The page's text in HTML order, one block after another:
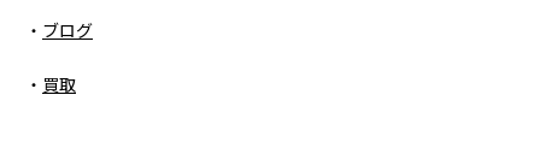
ブログ
買取